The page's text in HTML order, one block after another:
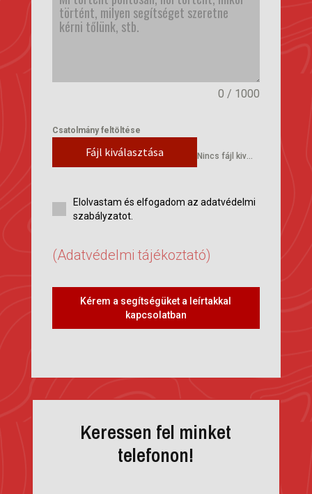
0 / 1000
Csatolmány feltöltése
Fájl kiválasztása Nincs fájl kiválasztva
Elolvastam és elfogadom az adatvédelmi
szabályzatot.
(Adatvédelmi tájékoztató)
Kérem a segítségüket a leírtakkal
kapcsolatban
Keressen fel minket
telefonon!